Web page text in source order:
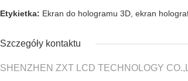
Etykietka: Ekran do hologramu 3D ekran
Szczegóły kontaktu
SHENZHEN ZXT LCD TECHNOLOGY